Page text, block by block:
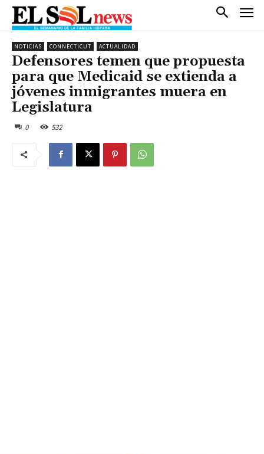
NOTICIAS CONNECTICUT ACTUALIDAD
Defensores temen que propuesta
para que Medicaid se extienda a
jóvenes inmigrantes muera en
Legislatura
0 532